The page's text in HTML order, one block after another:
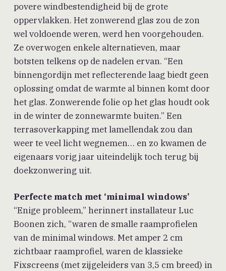
povere windbestendigheid bij de grote
oppervlakken. Het zonwerend glas zou de zon
wel voldoende weren, werd hen voorgehouden.
Ze overwogen enkele alternatieven, maar
botsten telkens op de nadelen ervan. “Een
binnengordijn met reflecterende laag biedt geen
oplossing omdat de warmte al binnen komt door
het glas. Zonwerende folie op het glas houdt ook
in de winter de zonnewarmte buiten.” Een
terrasoverkapping met lamellendak zou dan
weer te veel licht wegnemen… en zo kwamen de
eigenaars vorig jaar uiteindelijk toch terug bij
doekzonwering uit.
Perfecte match met ‘minimal windows’
“Enige probleem,” herinnert installateur Luc
Boonen zich, “waren de smalle raamprofielen
van de minimal windows. Met amper 2 cm
zichtbaar raamprofiel, waren de klassieke
Fixscreens (met zijgeleiders van 3,5 cm breed) in